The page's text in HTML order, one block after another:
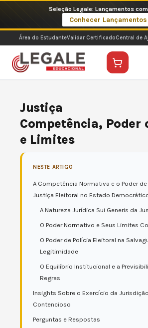
o
conteúdo
Imperdíveis no Pix: Pós Selecionadas a 199 reais
Ver ofertas
Área do EstudanteValidar CertificadoCentral de
Justiça
Competência, Poder
e Limites
NESTE ARTIGO
A Competência Normativa e o Poder de
Justiça Eleitoral no Estado
A Natureza Jurídica Sui Generis da
O Poder Normativo e Seus Limites
O Poder de Polícia Eleitoral na
Legitimidade
O Equilíbrio Institucional e a
Regras
Insights Sobre o Exercício da
Contencioso
Perguntas e Respostas